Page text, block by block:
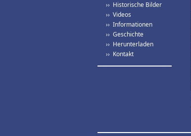
›› Historische Bilder
›› Videos
›› Informationen
›› Geschichte
›› Herunterladen
›› Kontakt